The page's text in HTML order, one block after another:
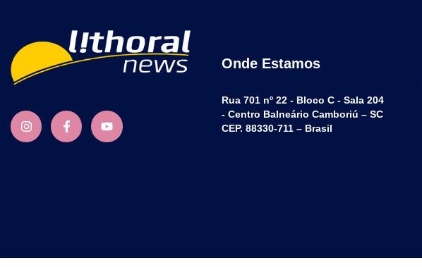
Onde Estamos
Rua 701 nº 22 - Bloco C - Sala 204
- Centro Balneário Camboriú – SC
CEP. 88330-711 – Brasil